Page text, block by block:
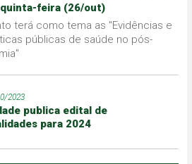
feira (26/out)
terá como tema as "Evidências e
públicas de saúde no pós-
2023
publica edital de
para 2024